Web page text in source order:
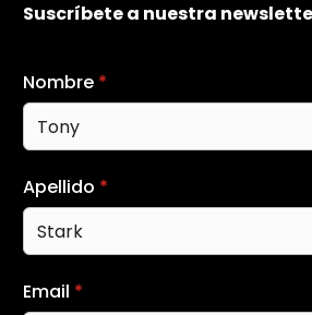
Suscríbete a nuestra
Nombre *
Apellido *
Email *